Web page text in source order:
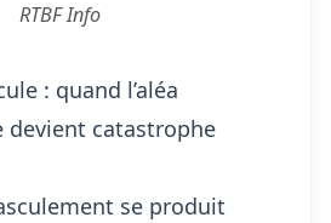
RTBF Info
: quand l’aléa
catastrophe
se produit